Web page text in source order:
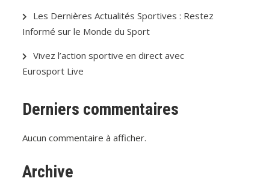
Les Dernières Actualités Sportives : Restez
Informé sur le Monde du Sport
Vivez l’action sportive en direct avec
Eurosport Live
Derniers commentaires
Aucun commentaire à afficher.
Archive